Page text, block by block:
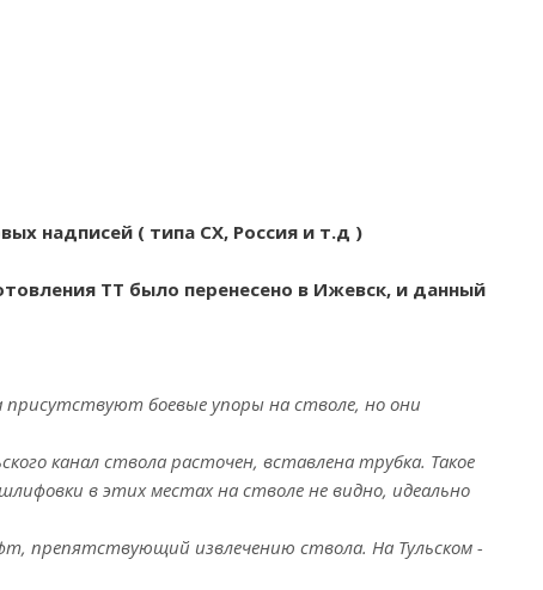
надписей ( типа СХ, Россия и т.д )
ТТ было перенесено в Ижевск, и данный
присутствуют боевые упоры на стволе, но они
канал ствола расточен, вставлена трубка. Такое
в этих местах на стволе не видно, идеально
препятствующий извлечению ствола. На Тульском -